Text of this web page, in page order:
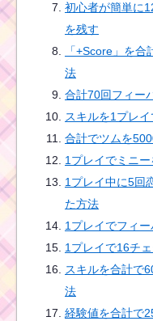
初心者が簡単に
を残す
「+Score」を
法
合計70回フィー
スキルを1プレ
合計でツムを
1プレイでミニ
1プレイ中に5回
た方法
1プレイでフィ
1プレイで16チ
スキルを合計で
法
経験値を合計で